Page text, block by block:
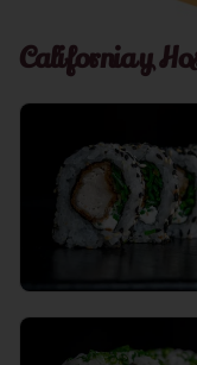
California y